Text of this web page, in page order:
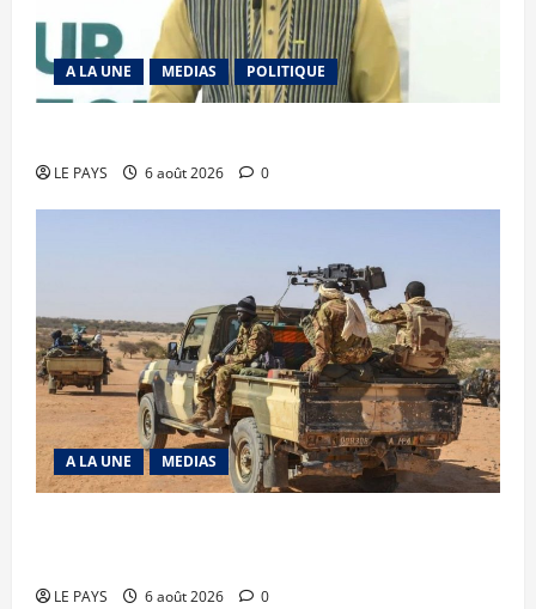
A LA UNE MEDIAS POLITIQUE
LE PAYS 6 août 2026 0
A LA UNE MEDIAS
LE PAYS 6 août 2026 0